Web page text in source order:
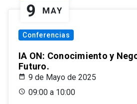
9 MAY
Conferencias
IA ON: Conocimiento y
Futuro.
9 de Mayo de 2025
09:00 a 10:00